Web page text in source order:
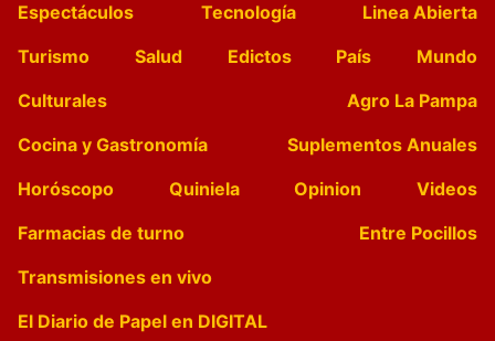
Espectáculos
Tecnología
Linea Abierta
Turismo
Salud Edictos País
Mundo
Culturales
Agro La Pampa
Cocina y Gastronomía
Suplementos Anuales
Horóscopo
Quiniela Opinion
Videos
Farmacias de turno
Entre Pocillos
Transmisiones en vivo
El Diario de Papel en DIGITAL